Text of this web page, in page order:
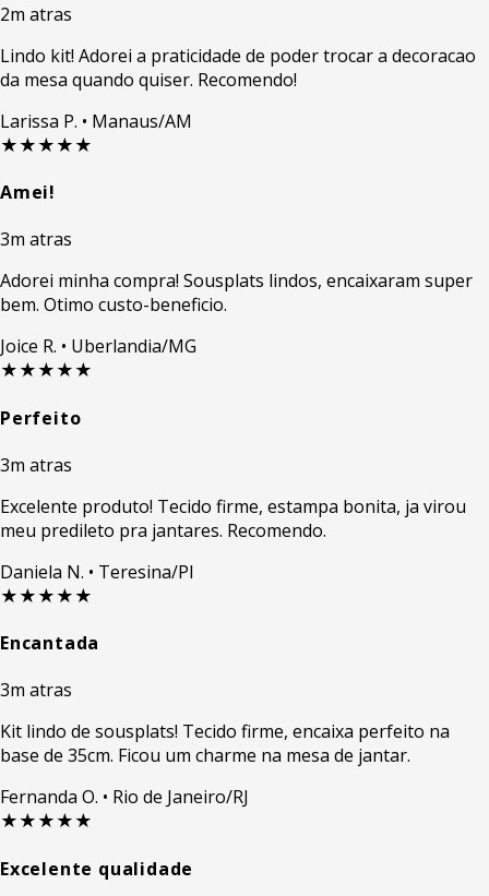
2m atras
Lindo kit! Adorei a praticidade de poder trocar a decoracao
da mesa quando quiser. Recomendo!
Larissa P. • Manaus/AM
★★★★★
Amei!
3m atras
Adorei minha compra! Sousplats lindos, encaixaram super
bem. Otimo custo-beneficio.
Joice R. • Uberlandia/MG
★★★★★
Perfeito
3m atras
Excelente produto! Tecido firme, estampa bonita, ja virou
meu predileto pra jantares. Recomendo.
Daniela N. • Teresina/PI
★★★★★
Encantada
3m atras
Kit lindo de sousplats! Tecido firme, encaixa perfeito na
base de 35cm. Ficou um charme na mesa de jantar.
Fernanda O. • Rio de Janeiro/RJ
★★★★★
Excelente qualidade